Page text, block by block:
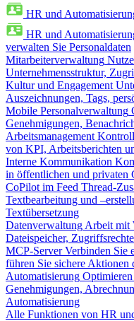
HR und
HR und
verwalten Sie Personaldaten
Mitarbeiterverwaltung
Unternehmensstruktur,
Kultur und Engagement
Auszeichnungen, Tags,
Mobile Personalverwaltung
Genehmigungen,
Arbeitsmanagement
von KPI, Arbeitsberichten
Interne Kommunikation
in öffentlichen und privaten
CoPilot im Feed Thread-
Textbearbeitung und
Textübersetzung
Datenverwaltung Arbeit mit
Dateispeicher,
MCP-Server Verbinden Sie
führen Sie sichere Aktionen
Automatisierung
Genehmigungen,
Automatisierung
Alle Funktionen von HR